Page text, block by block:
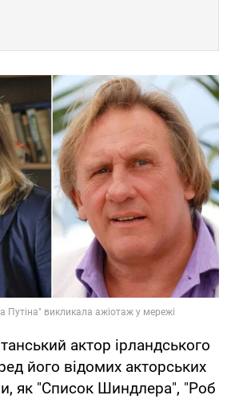
актор ірландського
його відомих акторських
як "Список Шиндлера", "Роб